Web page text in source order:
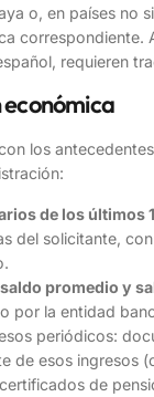
o, en países no
correspondiente.
requieren
los
de los últimos
del solicitante,
promedio y
por la entidad
periódicos:
de esos ingresos
de